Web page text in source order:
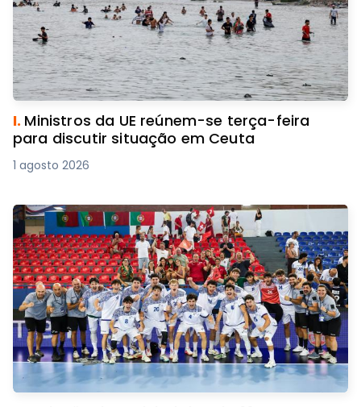
I. Ministros da UE reúnem-se terça-feira
para discutir situação em Ceuta
1 agosto 2026